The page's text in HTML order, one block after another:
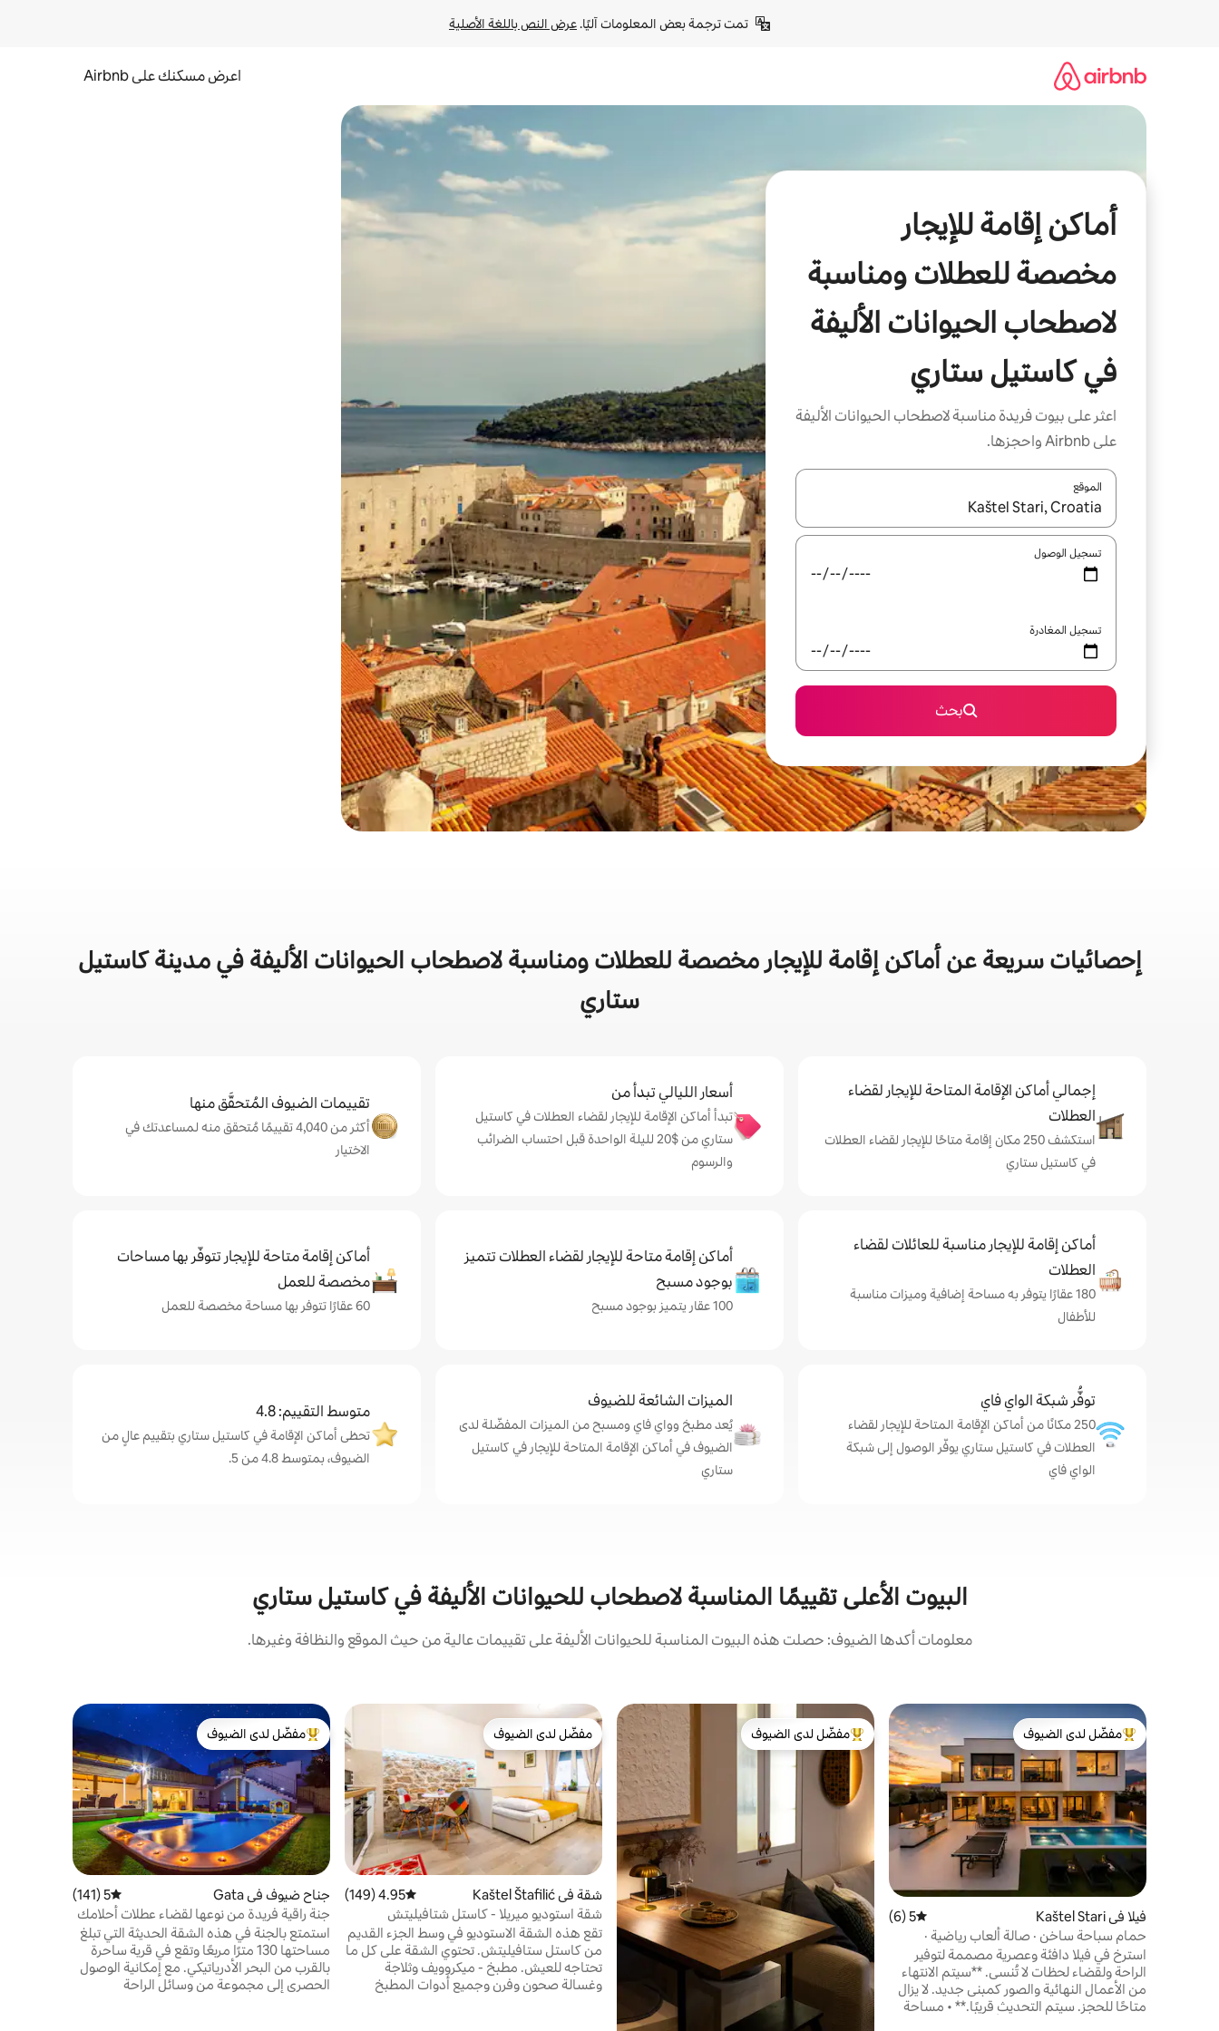
تمت ترجمة بعض المعلومات آليًا. عرض النص باللغة الأصلية
اعرض مسكنك على Airbnb
أماكن إقامة للإيجار
مخصصة للعطلات ومناسبة
لاصطحاب الحيوانات الأليفة
في كاستيل ستاري
اعثر على بيوت فريدة مناسبة لاصطحاب الحيوانات الأليفة
على Airbnb واحجزها.
الموقع
عند توفر النتائج، انتقل باستخدام السهمين لأعلى ولأسفل أو استكشف عن طريق اللمس أو السحب.
تسجيل الوصول
تسجيل المغادرة
بحث
إحصائيات سريعة عن أماكن إقامة للإيجار مخصصة للعطلات ومناسبة لاصطحاب الحيوانات الأليفة في مدينة كاستيل
ستاري
إجمالي أماكن الإقامة المتاحة للإيجار لقضاء
العطلات
استكشف 250 مكان إقامة متاحًا للإيجار لقضاء العطلات
في كاستيل ستاري
أسعار الليالي تبدأ من
تبدأ أماكن الإقامة للإيجار لقضاء العطلات في كاستيل
ستاري من $‏20 لليلة الواحدة قبل احتساب الضرائب
والرسوم
تقييمات الضيوف المُتحقَّق منها
أكثر من 4,040 تقييمًا مُتحقق منه لمساعدتك في
الاختيار
أماكن إقامة للإيجار مناسبة للعائلات لقضاء
العطلات
180 عقارًا يتوفر به مساحة إضافية وميزات مناسبة
للأطفال
أماكن إقامة متاحة للإيجار لقضاء العطلات تتميز
بوجود مسبح
100 عقار يتميز بوجود مسبح
أماكن إقامة متاحة للإيجار تتوفّر بها مساحات
مخصصة للعمل
60 عقارًا تتوفر بها مساحة مخصصة للعمل
توفُّر شبكة الواي فاي
250 مكانًا من أماكن الإقامة المتاحة للإيجار لقضاء
العطلات في كاستيل ستاري يوفّر الوصول إلى شبكة
الواي فاي
الميزات الشائعة للضيوف
يُعد مطبخ وواي فاي ومسبح من الميزات المفضّلة لدى
الضيوف في أماكن الإقامة المتاحة للإيجار في كاستيل
ستاري
متوسط التقييم: 4.8
تحظى أماكن الإقامة في كاستيل ستاري بتقييم عالٍ من
الضيوف، بمتوسط 4.8 من 5.
البيوت الأعلى تقييمًا المناسبة لاصطحاب للحيوانات الأليفة في كاستيل ستاري
معلومات أكدها الضيوف: حصلت هذه البيوت المناسبة للحيوانات الأليفة على تقييمات عالية من حيث الموقع والنظافة وغيرها.
من أبرز البيوت المفضّلة لدى الضيوف
مفضّل لدى الضيوف
فيلا في Kaštel Stari متوسط التقييم 5 من 5، 6 مراجعات
5 (6)
حمام سباحة ساخن · صالة ألعاب رياضية ·
ترامبولين · تكييف هواء · موقف سيارات · واي فاي
استرخ في فيلا دافئة وعصرية مصممة لتوفير
الراحة ولقضاء لحظات لا تُنسى. **سيتم الانتهاء
من الأعمال النهائية والصور كمبنى جديد. لا يزال
متاحًا للحجز. سيتم التحديث قريبًا.** • مساحة
من أبرز البيوت المفضّلة لدى الضيوف
مفضّل لدى الضيوف
مفضّل لدى الضيوف
مفضّل لدى الضيوف
شقة في Kaštel Štafilić متوسط التقييم 4.95 من 5، 149 مراجعات
4.95 (149)
شقة استوديو ميريلا - كاستل شتافيليتش
تقع هذه الشقة الاستوديو في وسط الجزء القديم
من كاستل ستافيليتش. تحتوي الشقة على كل ما
تحتاجه للعيش. مطبخ - ميكروويف وثلاجة
وغسالة صحون وفرن وجميع أدوات المطبخ
من أبرز البيوت المفضّلة لدى الضيوف
مفضّل لدى الضيوف
جناح ضيوف في Gata متوسط التقييم 5 من 5، 141 مراجعات
5 (141)
جنة راقية فريدة من نوعها لقضاء عطلات أحلامك
استمتع بالجنة في هذه الشقة الحديثة التي تبلغ
مساحتها 130 مترًا مربعًا وتقع في قرية ساحرة
بالقرب من البحر الأدرياتيكي. مع إمكانية الوصول
الحصري إلى مجموعة من وسائل الراحة